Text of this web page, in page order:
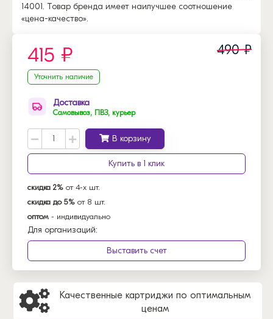
14001. Товар бренда имеет наилучшее соотношение
«цена-качество».
415 ₽ 490 ₽
Уточнить наличие
Доставка
Самовывоз, ПВЗ, курьер
В корзину
Купить в 1 клик
скидка 2% от 4-х шт.
скидка до 5% от 8 шт.
оптом - индивидуально
Для организаций:
Выставить счет
Качественные картриджи по оптимальным
ценам